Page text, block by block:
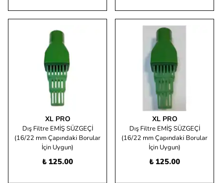
XL PRO
Dış Filtre EMİŞ SÜZGEÇİ
(16/22 mm Çapındaki Borular
İçin Uygun)
₺ 125.00
XL PRO
Dış Filtre EMİŞ SÜZGEÇİ
(16/22 mm Çapındaki Borular
İçin Uygun)
₺ 125.00